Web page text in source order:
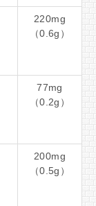
220mg
（0.6g）
77mg
（0.2g）
200mg
（0.5g）